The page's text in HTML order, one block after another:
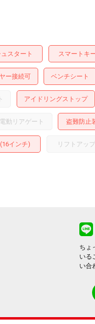
スタート スマートキ
ー接続可 ベンチシート
アイドリングストップ
電動リアゲート 盗難防止
インチ) リフトアップ
ちょ
いる
い合